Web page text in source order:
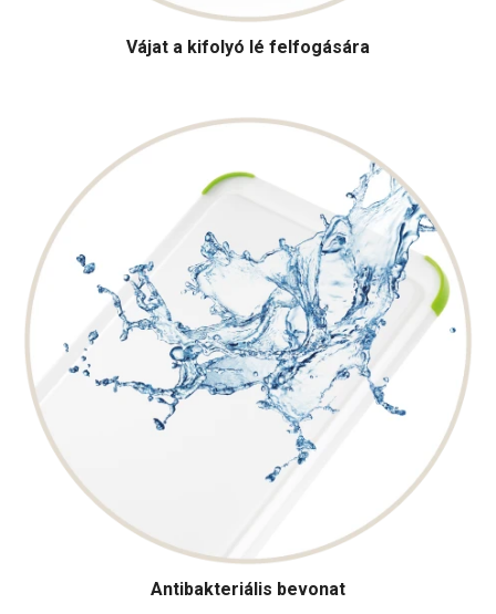
Vájat a kifolyó lé felfogására
Antibakteriális bevonat